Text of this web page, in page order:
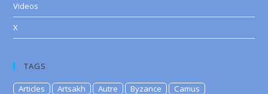
Videos
X
TAGS
Articles Artsakh Autre Byzance
Camus